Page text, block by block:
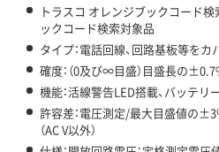
トラスコ オレンジブックコード
ックコード検索対象品
タイプ：電話回線、回路基板等を
確度：（0及び∞目盛）目盛長の
機能：活線警告LED搭載、バッテ
許容差：電圧測定/最大目盛値の
（AC V以外）